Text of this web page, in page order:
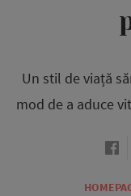
Un stil de viață
mod de a aduce